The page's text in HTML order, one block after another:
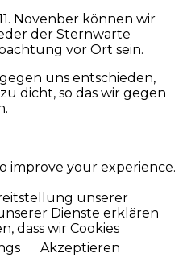
Novenber können wir
der Sternwarte
vor Ort sein.
uns entschieden,
dicht, so das wir gegen
improve your experience.
unserer
Dienste erklären
dass wir Cookies
Akzeptieren